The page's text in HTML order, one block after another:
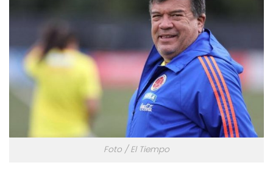
Foto / El Tiempo